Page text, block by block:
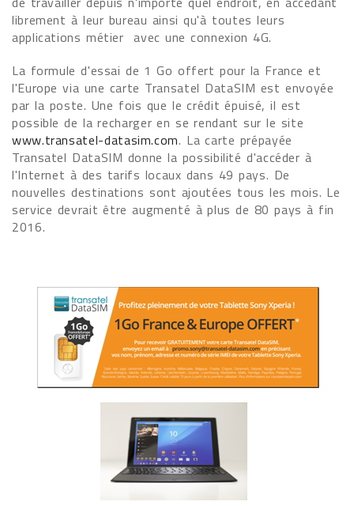
librement à leur bureau ainsi qu'à toutes leurs
applications métier avec une connexion 4G.
La formule d'essai de 1 Go offert pour la France et
l'Europe via une carte Transatel DataSIM est envoyée
par la poste. Une fois que le crédit épuisé, il est
possible de la recharger en se rendant sur le site
www.transatel-datasim.com. La carte prépayée
Transatel DataSIM donne la possibilité d'accéder à
l'Internet à des tarifs locaux dans 49 pays. De
nouvelles destinations sont ajoutées tous les mois. Le
service devrait être augmenté à plus de 80 pays à fin
2016.